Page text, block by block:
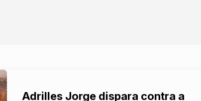
Adrilles Jorge dispara contra a